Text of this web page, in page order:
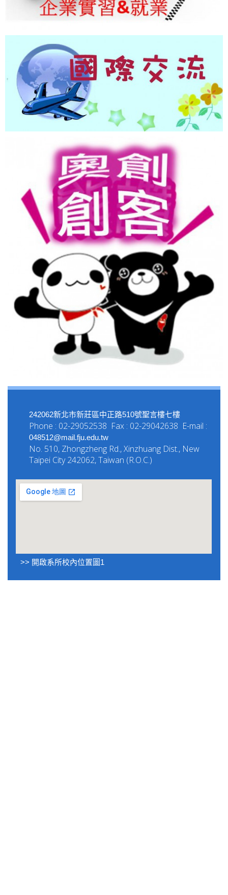
242062新北市新莊區中正路510號聖言樓七樓
Phone : 02-29052538 Fax : 02-29042638 E-mail :
048512@mail.fju.edu.tw
No. 510, Zhongzheng Rd., Xinzhuang Dist., New
Taipei City 242062, Taiwan (R.O.C.)
>> 開啟系所校內位置圖1